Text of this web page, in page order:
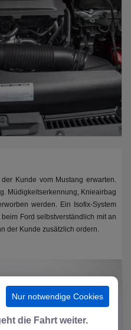
Kunde vom Mustang erwarten.
Müdigkeitserkennung, Knieairbag
werden. Ein Isofix-System
Ford selbstverständlich mit an
der Kunde zusätzlich ordern.
Nur notwendige Cookies
die Fahrt weiter.